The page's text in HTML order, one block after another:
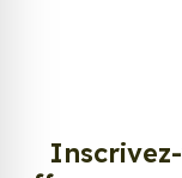
Nous proposons